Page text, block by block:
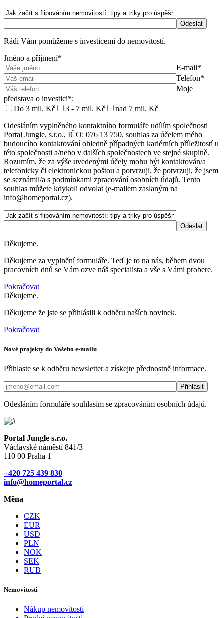
Rádi Vám pomůžeme s investicemi do nemovitostí.
Jméno a příjmení*
E-mail*
Telefon*
Moje
představa o investici*:
Do 3 mil. Kč
3 - 7 mil. Kč
nad 7 mil. Kč
Odesláním vyplněného kontaktního formuláře udílím společnosti
Portal Jungle, s.r.o., IČO: 076 13 750, souhlas za účelem mého
budoucího kontaktování ohledně případných kariérních příležitostí u
této společnosti a/nebo v dalších společnostech ve stejné skupině.
Rozumím, že za výše uvedenými účely mohu být kontaktován/a
telefonicky či elektronickou poštou a potvrzuji, že potvrzuji, že jsem
se seznámil/a s podmínkami zpracování osobních údajů. Tento
souhlas můžete kdykoli odvolat (e-mailem zaslaným na
info@homeportal.cz).
Děkujeme.
Děkujeme za vyplnění formuláře. Teď je to na nás, během dvou
pracovních dnů se Vám ozve náš specialista a vše s Vámi probere.
Pokračovat
Děkujeme.
Děkujeme že jste se přihlásili k odběru naších novinek.
Pokračovat
Nové projekty do Vašeho e-mailu
Přihlaste se k odběru newsletter a získejte přednostně informace.
Odesláním formuláře souhlasím se zpracováním osobních údajů.
Portal Jungle s.r.o.
Václavské náměstí 841/3
110 00 Praha 1
+420 725 439 830
info@homeportal.cz
Měna
CZK
EUR
USD
PLN
NOK
SEK
RUB
Nemovitosti
Nákup nemovitosti